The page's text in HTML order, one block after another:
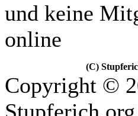
und keine
online
(C)
Copyright ©